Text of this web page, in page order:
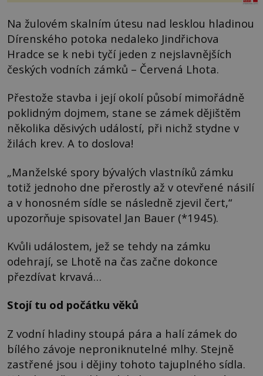
Na žulovém skalním útesu nad lesklou hladinou
Dírenského potoka nedaleko Jindřichova
Hradce se k nebi tyčí jeden z nejslavnějších
českých vodních zámků – Červená Lhota.
Přestože stavba i její okolí působí mimořádně
poklidným dojmem, stane se zámek dějištěm
několika děsivých událostí, při nichž stydne v
žilách krev. A to doslova!
„Manželské spory bývalých vlastníků zámku
totiž jednoho dne přerostly až v otevřené násilí
a v honosném sídle se následně zjevil čert,“
upozorňuje spisovatel Jan Bauer (*1945).
Kvůli událostem, jež se tehdy na zámku
odehrají, se Lhotě na čas začne dokonce
přezdívat krvavá…
Stojí tu od počátku věků
Z vodní hladiny stoupá pára a halí zámek do
bílého závoje neproniknutelné mlhy. Stejně
zastřené jsou i dějiny tohoto tajuplného sídla.